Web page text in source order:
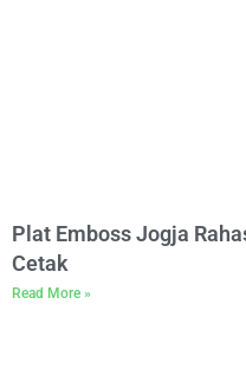
Plat Emboss Jogja
Cetak
Read More »